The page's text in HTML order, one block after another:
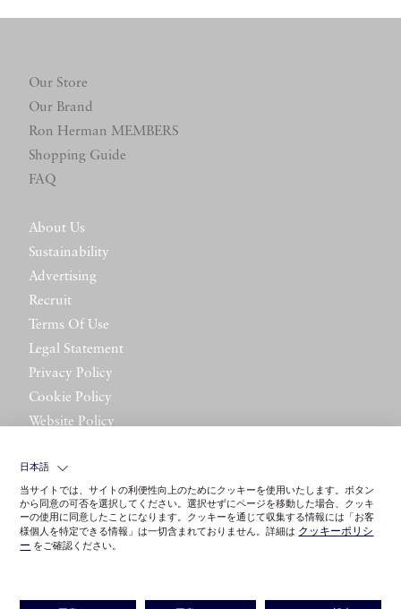
Our Store
Our Brand
Ron Herman MEMBERS
Shopping Guide
FAQ
About Us
Sustainability
Advertising
Recruit
Terms Of Use
Legal Statement
Privacy Policy
Cookie Policy
Website Policy
日本語
当サイトでは、サイトの利便性向上のためにクッキーを使用いたします。ボタン
から同意の可否を選択してください。選択せずにページを移動した場合、クッキ
ーの使用に同意したことになります。クッキーを通じて収集する情報には「お客
様個人を特定できる情報」は一切含まれておりません。詳細は クッキーポリシ
ー をご確認ください。